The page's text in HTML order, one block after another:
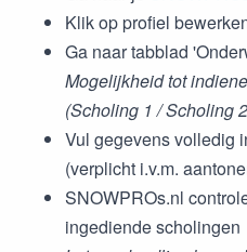
Klik op profiel
Ga naar tabblad
Mogelijkheid tot
(Scholing 1 / Scholing
Vul gegevens volledig
(verplicht i.v.m.
SNOWPROs.nl
ingediende scholingen